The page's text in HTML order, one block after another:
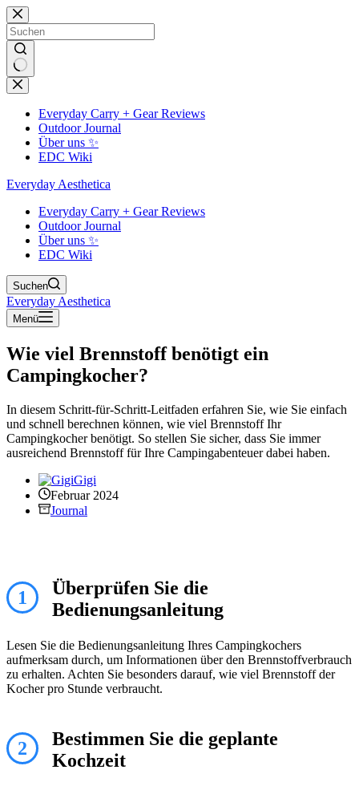
Zum
Inhalt
springen
Keine
Ergebnisse
Everyday Carry + Gear Reviews
Outdoor Journal
Über uns ✨
EDC Wiki
Everyday Aesthetica
Everyday Carry + Gear Reviews
Outdoor Journal
Über uns ✨
EDC Wiki
Suchen
Everyday Aesthetica
Menü
Wie viel Brennstoff benötigt ein
Campingkocher?
In diesem Schritt-für-Schritt-Leitfaden erfahren Sie, wie Sie einfach
und schnell berechnen können, wie viel Brennstoff Ihr
Campingkocher benötigt. So stellen Sie sicher, dass Sie immer
ausreichend Brennstoff für Ihre Campingabenteuer dabei haben.
Gigi
Februar 2024
Journal
1
Überprüfen Sie die
Bedienungsanleitung
Lesen Sie die Bedienungsanleitung Ihres Campingkochers
aufmerksam durch, um Informationen über den Brennstoffverbrauch
zu erhalten. Achten Sie besonders darauf, wie viel Brennstoff der
Kocher pro Stunde verbraucht.
2
Bestimmen Sie die geplante
Kochzeit